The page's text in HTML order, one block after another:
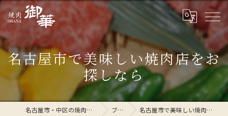
名古屋市で美味しい焼肉店をお
探しなら
名古屋市・中区の焼肉なら焼肉 御華 ブログ 名古屋市で美味しい焼肉店をお探しなら